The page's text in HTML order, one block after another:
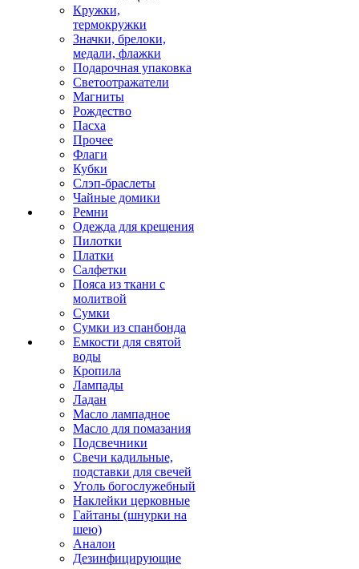
Кружки,
термокружки
Значки, брелоки,
медали, флажки
Подарочная упаковка
Светоотражатели
Магниты
Рождество
Пасха
Прочее
Флаги
Кубки
Слэп-браслеты
Чайные домики
Ремни
Одежда для крещения
Пилотки
Платки
Салфетки
Пояса из ткани с
молитвой
Сумки
Сумки из спанбонда
Емкости для святой
воды
Кропила
Лампады
Ладан
Масло лампадное
Масло для помазания
Подсвечники
Свечи кадильные,
подставки для свечей
Уголь богослужебный
Наклейки церковные
Гайтаны (шнурки на
шею)
Аналои
Дезинфицирующие